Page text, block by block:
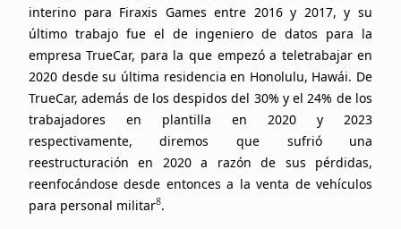
interino para Firaxis Games entre 2016 y 2017, y su
último trabajo fue el de ingeniero de datos para la
empresa TrueCar, para la que empezó a teletrabajar en
2020 desde su última residencia en Honolulu, Hawái. De
TrueCar, además de los despidos del 30% y el 24% de los
trabajadores en plantilla en 2020 y 2023
respectivamente, diremos que sufrió una
reestructuración en 2020 a razón de sus pérdidas,
reenfocándose desde entonces a la venta de vehículos
para personal militar8.